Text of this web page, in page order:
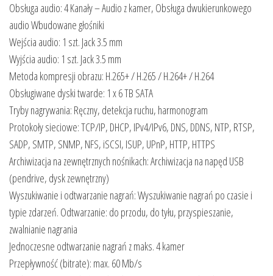
Obsługa audio: 4 Kanały – Audio z kamer, Obsługa dwukierunkowego
audio Wbudowane głośniki
Wejścia audio: 1 szt. Jack 3.5 mm
Wyjścia audio: 1 szt. Jack 3.5 mm
Metoda kompresji obrazu: H.265+ / H.265 / H.264+ / H.264
Obsługiwane dyski twarde: 1 x 6 TB SATA
Tryby nagrywania: Ręczny, detekcja ruchu, harmonogram
Protokoły sieciowe: TCP/IP, DHCP, IPv4/IPv6, DNS, DDNS, NTP, RTSP,
SADP, SMTP, SNMP, NFS, iSCSI, ISUP, UPnP, HTTP, HTTPS
Archiwizacja na zewnętrznych nośnikach: Archiwizacja na napęd USB
(pendrive, dysk zewnętrzny)
Wyszukiwanie i odtwarzanie nagrań: Wyszukiwanie nagrań po czasie i
typie zdarzeń. Odtwarzanie: do przodu, do tyłu, przyspieszanie,
zwalnianie nagrania
Jednoczesne odtwarzanie nagrań z maks. 4 kamer
Przepływność (bitrate): max. 60 Mb/s